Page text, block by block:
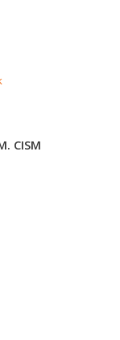
CISM